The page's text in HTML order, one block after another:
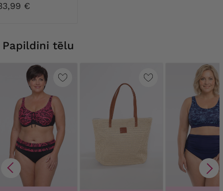
€
Papildini tēlu